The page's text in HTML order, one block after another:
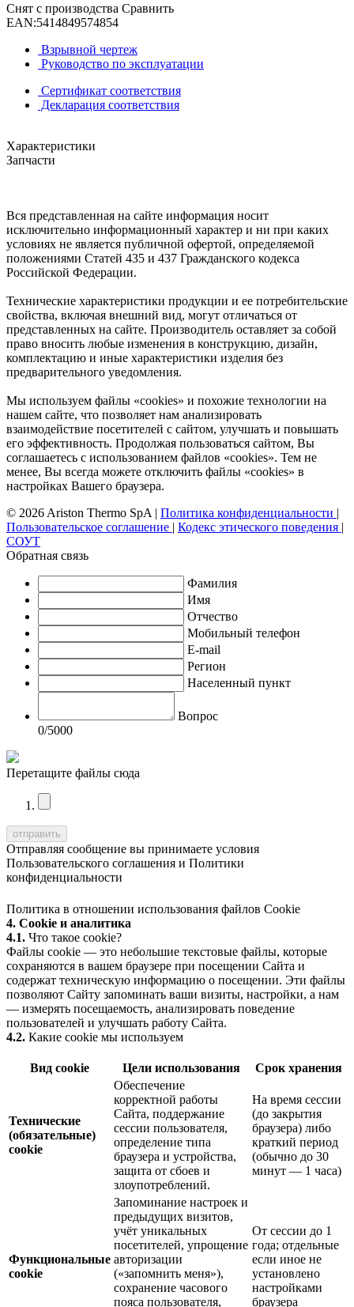
Снят с производства Сравнить
EAN:5414849574854
Взрывной чертеж
Руководство по эксплуатации
Сертификат соответствия
Декларация соответствия
Характеристики
Запчасти
Вся представленная на сайте информация носит
исключительно информационный характер и ни при каких
условиях не является публичной офертой, определяемой
положениями Статей 435 и 437 Гражданского кодекса
Российской Федерации.
Технические характеристики продукции и ее потребительские
свойства, включая внешний вид, могут отличаться от
представленных на сайте. Производитель оставляет за собой
право вносить любые изменения в конструкцию, дизайн,
комплектацию и иные характеристики изделия без
предварительного уведомления.
Мы используем файлы «cookies» и похожие технологии на
нашем сайте, что позволяет нам анализировать
взаимодействие посетителей с сайтом, улучшать и повышать
его эффективность. Продолжая пользоваться сайтом, Вы
соглашаетесь с использованием файлов «cookies». Тем не
менее, Вы всегда можете отключить файлы «cookies» в
настройках Вашего браузера.
© 2026 Ariston Thermo SpA | Политика конфиденциальности |
Пользовательское соглашение | Кодекс этического поведения |
СОУТ
Обратная связь
Фамилия
Имя
Отчество
Мобильный телефон
E-mail
Регион
Населенный пункт
Вопрос
0/5000
Перетащите файлы сюда
Отправляя сообщение вы принимаете условия
Пользовательского соглашения и Политики
конфиденциальности
Политика в отношении использования файлов Cookie
4. Cookie и аналитика
4.1. Что такое cookie?
Файлы cookie — это небольшие текстовые файлы, которые
сохраняются в вашем браузере при посещении Сайта и
содержат техническую информацию о посещении. Эти файлы
позволяют Сайту запоминать ваши визиты, настройки, а нам
— измерять посещаемость, анализировать поведение
пользователей и улучшать работу Сайта.
4.2. Какие cookie мы используем
Вид cookie Цели использования Срок хранения
Технические
(обязательные)
cookie
Обеспечение
корректной работы
Сайта, поддержание
сессии пользователя,
определение типа
браузера и устройства,
защита от сбоев и
злоупотреблений.
На время сессии
(до закрытия
браузера) либо
краткий период
(обычно до 30
минут — 1 часа)
Функциональные
cookie
Запоминание настроек и
предыдущих визитов,
учёт уникальных
посетителей, упрощение
авторизации
(«запомнить меня»),
сохранение часового
пояса пользователя,
От сессии до 1
года; отдельные
если иное не
установлено
настройками
браузера